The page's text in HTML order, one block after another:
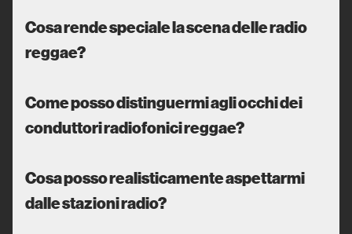
Cosa rende speciale la scena delle radio
reggae?
Come posso distinguermi agli occhi dei
conduttori radiofonici reggae?
Cosa posso realisticamente aspettarmi
dalle stazioni radio?